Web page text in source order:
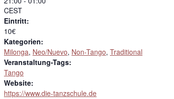
CEST
Eintritt:
10€
Kategorien:
Milonga, Neo/Nuevo, Non-Tango, Traditional
Veranstaltung-Tags:
Tango
Website:
https://www.die-tanzschule.de